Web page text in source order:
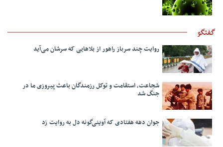
گفتگو
روایت چند سرباز راهور از بلاهایی که سرشان می‌آید
شجاعت، استقامت و توکل رزمندگان باعث پیروزی ما در
جنگ شد
جوان دهه هفتادی که آوینی‌گونه دل به روایت زد